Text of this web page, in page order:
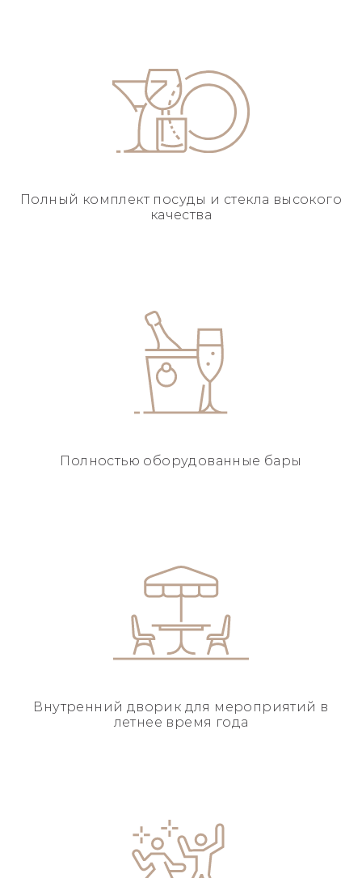
Полный комплект посуды и стекла высокого
качества
Полностью оборудованные бары
Внутренний дворик для мероприятий в
летнее время года